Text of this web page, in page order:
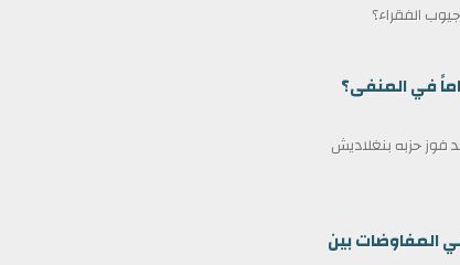
الفقراء؟
في 17 فبراير/شباط، بعد فوز حزبه بنغلاديش
المفاوضات بين